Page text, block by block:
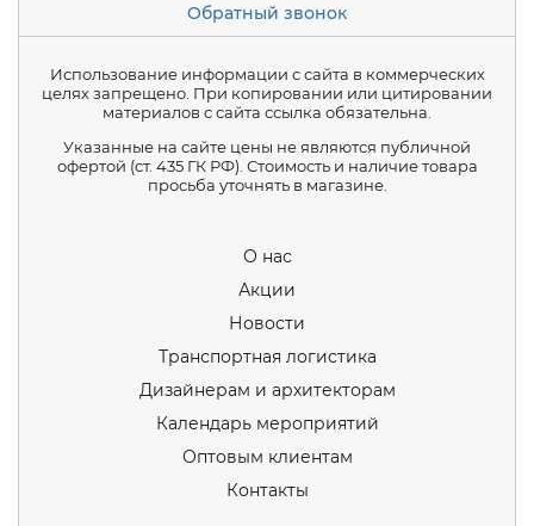
Обратный звонок
Использование информации с сайта в коммерческих
целях запрещено. При копировании или цитировании
материалов с сайта ссылка обязательна.
Указанные на сайте цены не являются публичной
офертой (ст. 435 ГК РФ). Стоимость и наличие товара
просьба уточнять в магазине.
О нас
Акции
Новости
Транспортная логистика
Дизайнерам и архитекторам
Календарь мероприятий
Оптовым клиентам
Контакты